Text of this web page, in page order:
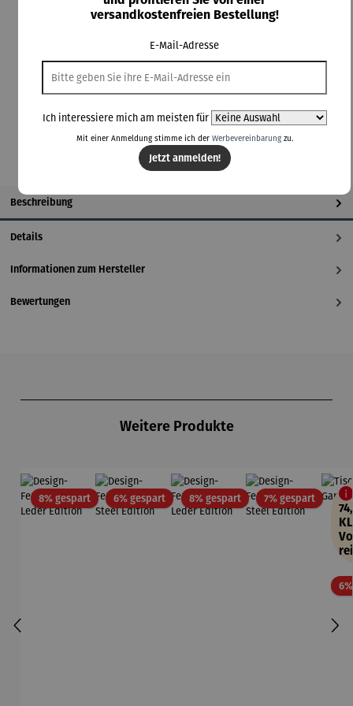
schwarz weiß
Größenauswahlauswählen
2kg 6kg
Beschreibung
Details
Informationen zum Hersteller
Bewertungen
Weitere Produkte
8% gespartRabatt6% gespartRabatt8% gespartRabatt7% gespartRabatt
versandkostenfreien Bestellung!
E-Mail-Adresse
Ich interessiere mich am meisten für
Mit einer Anmeldung stimme ich der Werbevereinbarungzu.
Jetzt anmelden!